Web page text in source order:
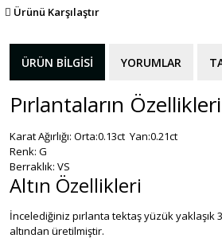
Ürünü Karşılaştır
ÜRÜN BILGISI YORUMLAR
Pırlantaların Özellikleri
Karat Ağırlığı: Orta:0.13ct Yan:0.21ct
Renk: G
Berraklık: VS
Altın Özellikleri
İncelediğiniz pırlanta tektaş yüzük yaklaşık
altından üretilmiştir.